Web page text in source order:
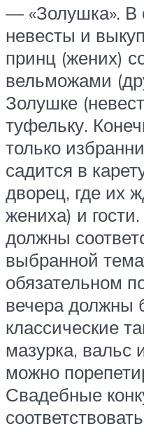
— «Золушка». В
невесты и
принц (жених)
вельможами
Золушке
туфельку.
только
садится в
дворец, где их
жениха) и
должны
выбранной
обязательном
вечера должны
классические
мазурка, вальс
можно
Свадебные